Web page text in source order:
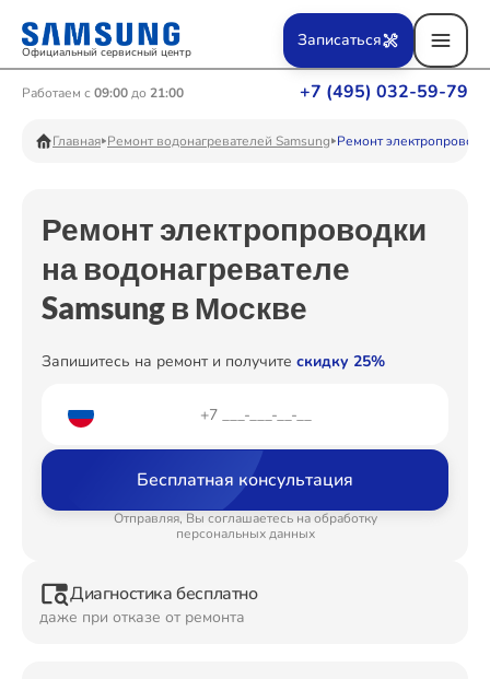
Официальный сервисный центр
+7 (495) 032-59-79
Работаем с 09:00до 21:00
Записаться
Главная Ремонт водонагревателей Samsung Ремонт
Ремонт электропроводки
на водонагревателе
Samsung в Москве
Запишитесь на ремонт и получите скидку 25%
Бесплатная консультация
Отправляя, Вы соглашаетесь на обработку
персональных данных
Диагностика бесплатно
даже при отказе от ремонта
Ремонт Вертикальных пылесосов
Ремонт Телевизоров
Ремонт Пылесосов
Ремонт Планшетов